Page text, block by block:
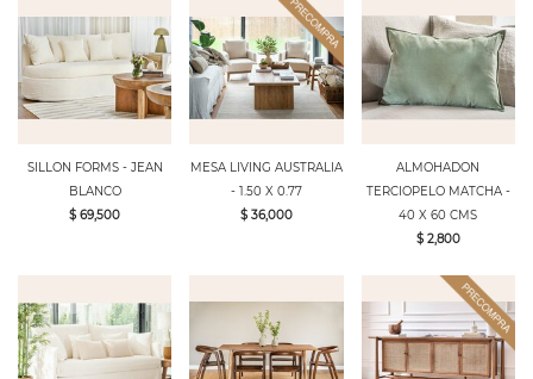
SILLON FORMS - JEAN
BLANCO
$ 69,500
MESA LIVING AUSTRALIA
- 1.50 X 0.77
$ 36,000
ALMOHADON
TERCIOPELO MATCHA -
40 X 60 CMS
$ 2,800